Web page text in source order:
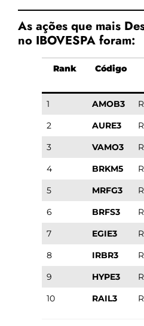
As ações que mais
no IBOVESPA foram:
Rank Código
1 AMOB3
2
AURE3
3
VAMO3
4
BRKM5
5
MRFG3
6
BRFS3
7
EGIE3
8
IRBR3
9
HYPE3
10
RAIL3